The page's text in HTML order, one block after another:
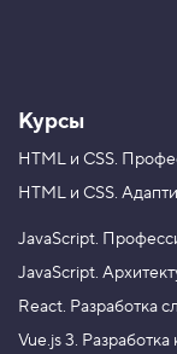
Курсы
HTML и CSS.
HTML и CSS.
JavaScript.
JavaScript.
React. Разработка
Vue.js 3.